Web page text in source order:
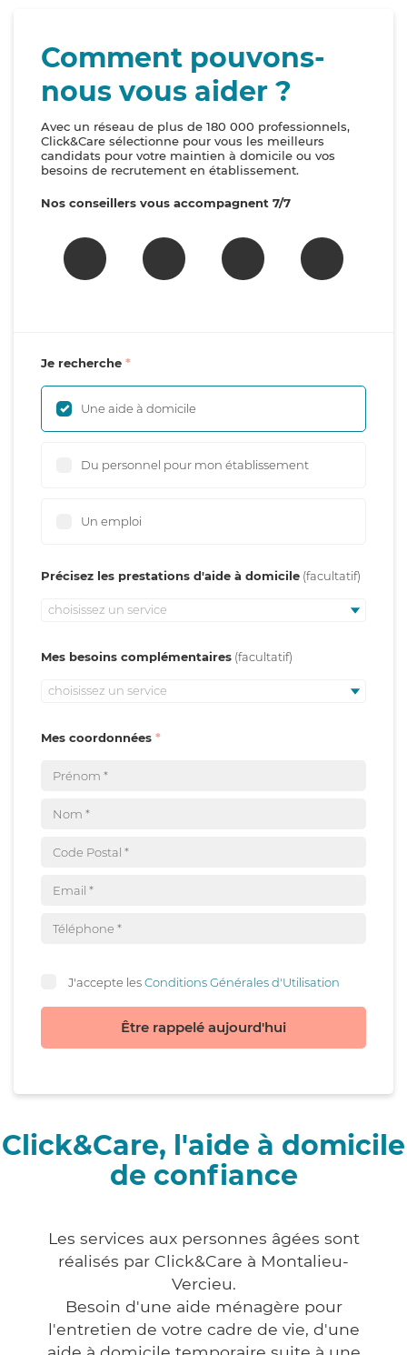
Comment pouvons-
nous vous aider ?
Avec un réseau de plus de 180 000 professionnels,
Click&Care sélectionne pour vous les meilleurs
candidats pour votre maintien à domicile ou vos
besoins de recrutement en établissement.
Nos conseillers vous accompagnent 7/7
Je recherche
Une aide à domicile
Du personnel pour mon établissement
Un emploi
Précisez les prestations d'aide à domicile
choisissez un service
Mes besoins complémentaires
choisissez un service
Mes coordonnées
J'accepte lesConditions Générales d'Utilisation
Être rappelé aujourd'hui
Click&Care, l'aide à domicile
de confiance
Les services aux personnes âgées sont
réalisés par Click&Care à Montalieu-
Vercieu.
Besoin d'une aide ménagère pour
l'entretien de votre cadre de vie, d'une